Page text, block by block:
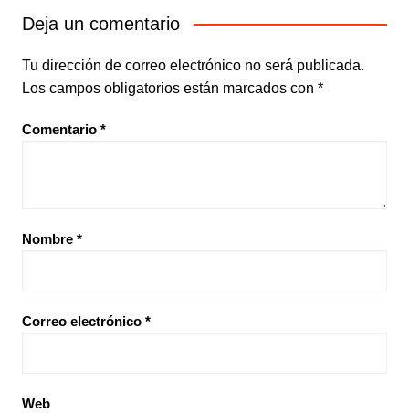
Deja un comentario
Tu dirección de correo electrónico no será publicada.
Los campos obligatorios están marcados con *
Comentario *
Nombre *
Correo electrónico *
Web